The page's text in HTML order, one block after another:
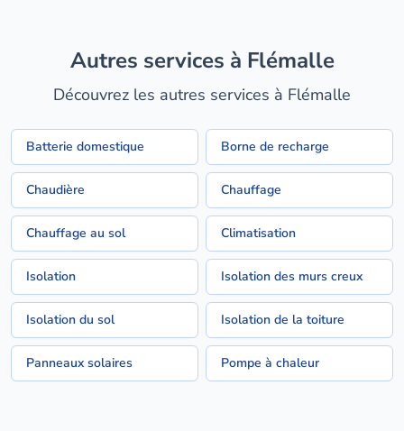
Autres services à Flémalle
Découvrez les autres services à Flémalle
Batterie domestique Borne de recharge
Chaudière Chauffage
Chauffage au sol Climatisation
Isolation Isolation des murs creux
Isolation du sol Isolation de la toiture
Panneaux solaires Pompe à chaleur